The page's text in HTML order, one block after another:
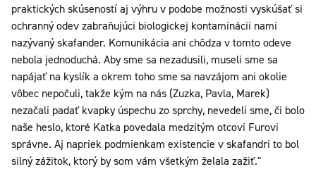
praktických skúseností aj výhru v podobe možnosti vyskúšať si
ochranný odev zabraňujúci biologickej kontaminácii nami
nazývaný skafander. Komunikácia ani chôdza v tomto odeve
nebola jednoduchá. Aby sme sa nezadusili, museli sme sa
napájať na kyslík a okrem toho sme sa navzájom ani okolie
vôbec nepočuli, takže kým na nás (Zuzka, Pavla, Marek)
nezačali padať kvapky úspechu zo sprchy, nevedeli sme, či bolo
naše heslo, ktoré Katka povedala medzitým otcovi Furovi
správne. Aj napriek podmienkam existencie v skafandri to bol
silný zážitok, ktorý by som vám všetkým želala zažiť."